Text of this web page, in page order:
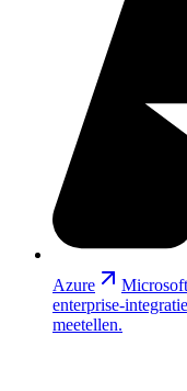
Azure
enterprise-
meetellen.